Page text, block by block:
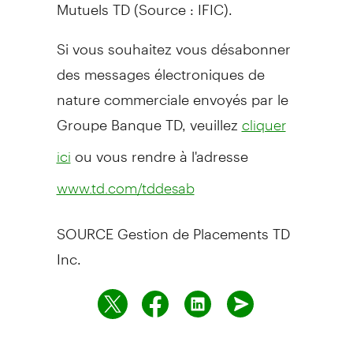
Si vous souhaitez vous désabonner
des messages électroniques de
nature commerciale envoyés par le
Groupe Banque TD, veuillez cliquer
ici ou vous rendre à l'adresse
www.td.com/tddesab
SOURCE Gestion de Placements TD
Inc.